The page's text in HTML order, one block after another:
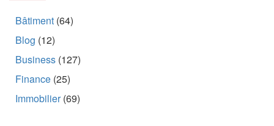
Bâtiment (64)
Blog (12)
Business (127)
Finance (25)
Immobilier(69)